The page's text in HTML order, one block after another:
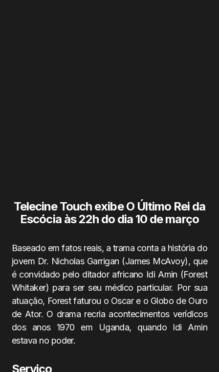
Telecine Touch exibe O Último Rei da
Escócia às 22h do dia 10 de março
Baseado em fatos reais, a trama conta a história do
jovem Dr. Nicholas Garrigan (James McAvoy), que
é convidado pelo ditador africano Idi Amin (Forest
Whitaker) para ser seu médico particular. Por sua
atuação, Forest faturou o Oscar e o Globo de Ouro
de Ator. O drama recria acontecimentos verídicos
dos anos 1970 em Uganda, quando Idi Amin
estava no poder.
Serviço